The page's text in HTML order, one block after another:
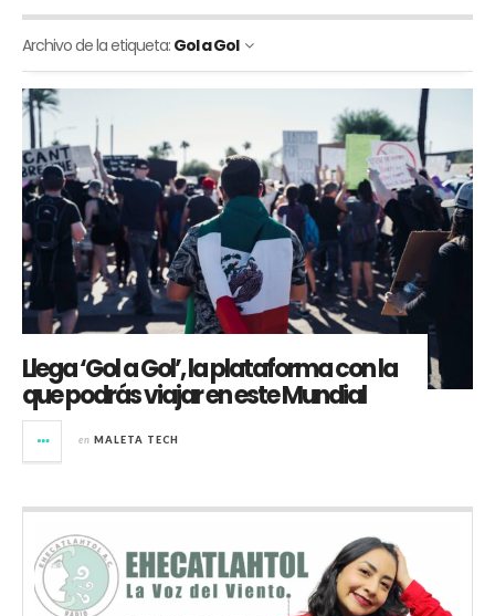
Archivo de la etiqueta: Gol a Gol
Llega ‘Gol a Gol’, la plataforma con la
que podrás viajar en este Mundial
en MALETA TECH